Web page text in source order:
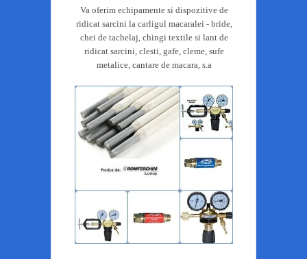
Va oferim echipamente si dispozitive de
ridicat sarcini la carligul macaralei - bride,
chei de tachelaj, chingi textile si lant de
ridicat sarcini, clesti, gafe, cleme, sufe
metalice, cantare de macara, s.a